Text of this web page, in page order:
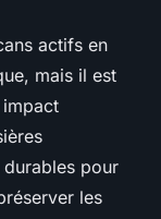
actifs en
mais il est
pour
les